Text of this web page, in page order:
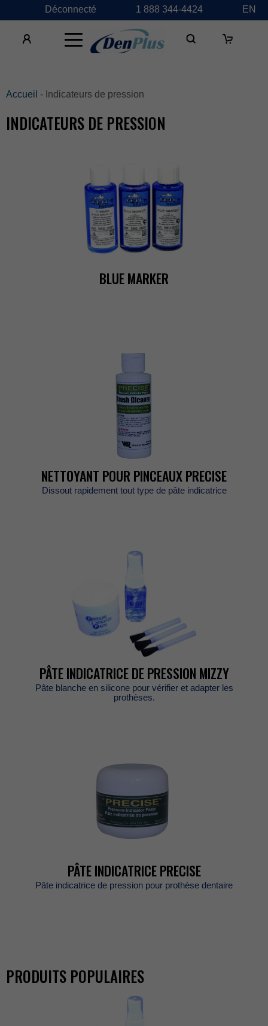
Déconnecté 1888344-4424 EN
×
Accueil -Indicateursdepression
INDICATEURSDEPRESSION
BLUEMARKER
NETTOYANTPOURPINCEAUXPRECISE
Dissoutrapidementtouttypedepâteindicatrice
PÂTEINDICATRICEDEPRESSIONMIZZY
Pâteblancheensiliconepourvérifieretadapterles
prothèses.
PÂTEINDICATRICEPRECISE
Pâteindicatricedepressionpourprothèsedentaire
PRODUITSPOPULAIRES